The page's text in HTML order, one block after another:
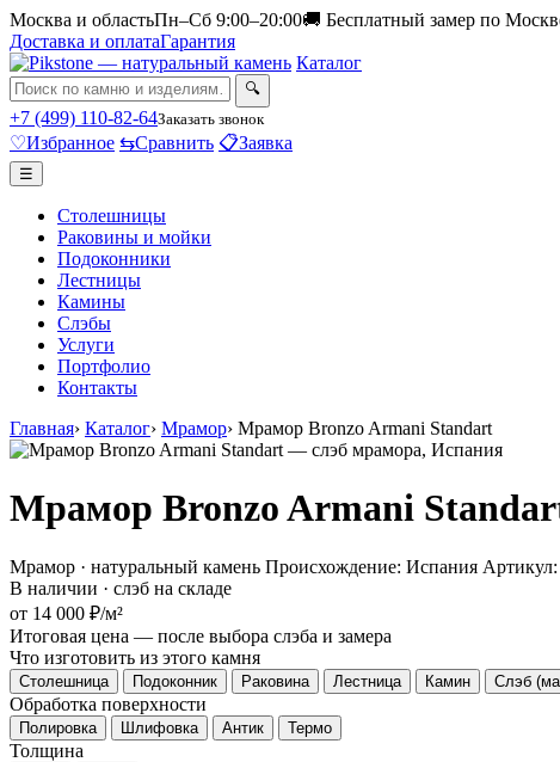
Москва и областьПн–Сб 9:00–20:00🚚 Бесплатный замер по
Доставка и оплатаГарантия
Каталог
🔍
+7 (499) 110-82-64Заказать звонок
♡Избранное ⇆Сравнить 📋Заявка
☰
Столешницы
Раковины и мойки
Подоконники
Лестницы
Камины
Слэбы
Услуги
Портфолио
Контакты
Главная› Каталог› Мрамор› Мрамор Bronzo Armani Standart
Мрамор Bronzo Armani
Мрамор · натуральный камень Происхождение: Испания
В наличии · слэб на складе
от 14 000 ₽/м²
Итоговая цена — после выбора слэба и замера
Что изготовить из этого камня
Столешница Подоконник Раковина Лестница Камин Слэб
Обработка поверхности
Полировка Шлифовка Антик Термо
Толщина